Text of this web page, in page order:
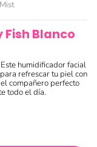
Blanco
humidificador facial
refrescar tu piel con
compañero perfecto
todo el día.